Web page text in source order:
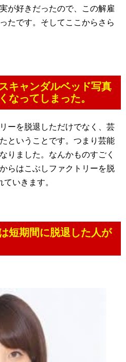
が好きだったので、この解雇
たです。そしてここからさら
キャンダルベッド写真
なってしまった。
ーを脱退しただけでなく、芸
ということです。つまり芸能
りました。なんかものすごく
らはこぶしファクトリーを脱
いきます。
短期間に脱退した人が